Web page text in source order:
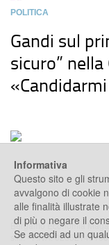
POLITICA
Gandi sul
sicuro”
Bergamo Economia
s.r.l. - P.IVA:
Informativa
Questo sito e gli
avvalgono di cookie
alle finalità illustrate
di più o negare il
Se accedi ad un